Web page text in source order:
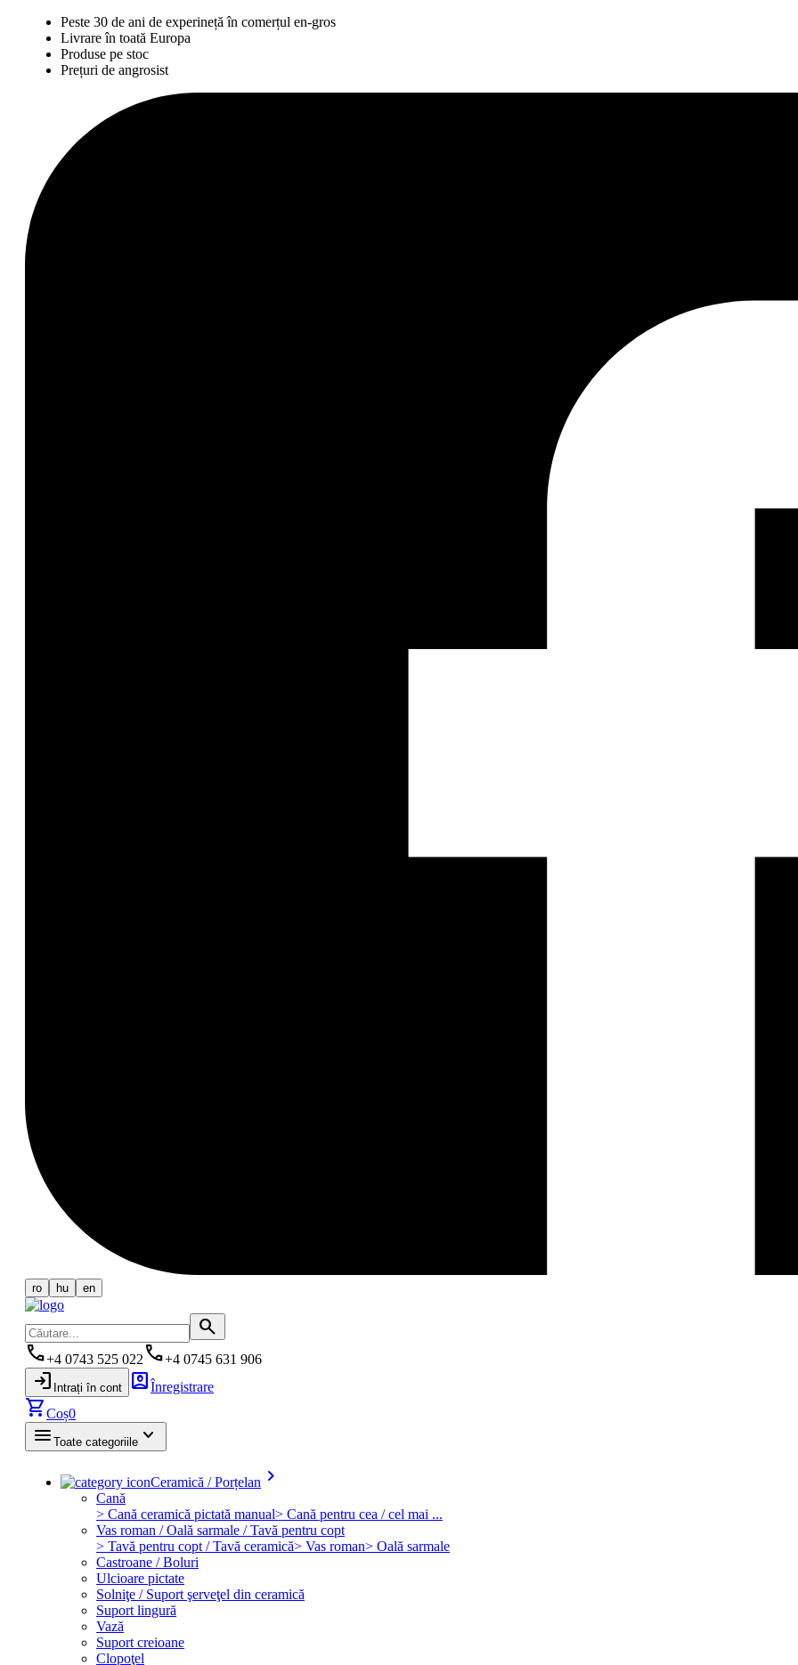
Peste 30 de ani de experineță în comerțul en-gros
Livrare în toată Europa
Produse pe stoc
Prețuri de angrosist
ro hu en
search
phone+4 0743 525 022 phone+4 0745 631 906
login Intrați în cont account_boxÎnregistrare
shopping_cartCoș0
menu Toate categoriile keyboard_arrow_down
Ceramică / Porțelan keyboard_arrow_right
Cană
> Cană ceramică pictată manual> Cană pentru cea / cel mai ...
Vas roman / Oală sarmale / Tavă pentru copt
> Tavă pentru copt / Tavă ceramică> Vas roman> Oală sarmale
Castroane / Boluri
Ulcioare pictate
Solniţe / Suport şerveţel din ceramică
Suport lingură
Vază
Suport creioane
Clopoţel